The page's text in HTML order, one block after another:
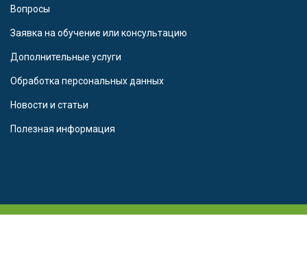
Вопросы
Заявка на обучение или консультацию
Дополнительные услуги
Обработка персональных данных
Новости и статьи
Полезная информация